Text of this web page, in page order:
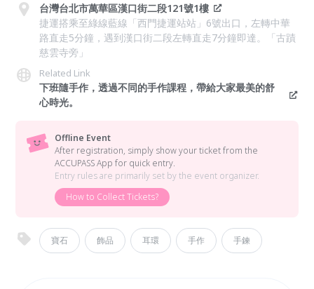
台灣台北市萬華區漢口街二段121號1樓
捷運搭乘至綠線藍線「西門捷運站站」6號出口，左轉中華
路直走5分鐘，遇到漢口街二段左轉直走7分鐘即達。「古蹟
慈雲寺旁」
Related Link
下班隨手作，透過不同的手作課程，帶給大家最美的舒
心時光。
Offline Event
After registration, simply show your ticket from the
ACCUPASS App for quick entry.
Entry rules are primarily set by the event organizer.
How to Collect Tickets?
寶石 飾品 耳環 手作 手鍊